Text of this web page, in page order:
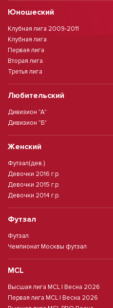
Юношеский
Клубная лига 2009-2011
Клубная лига
Первая лига
Вторая лига
Третья лига
Любительский
Дивизион "А"
Дивизион "Б"
Женский
Футзал(дев.)
Девочки 2016 г.р.
Девочки 2015 г.р.
Девочки 2014 г.р.
Футзал
Футзал
Чемпионат Москвы футзал
MCL
Высшая лига MCL | Весна 2026
Первая лига MCL | Весна 2026